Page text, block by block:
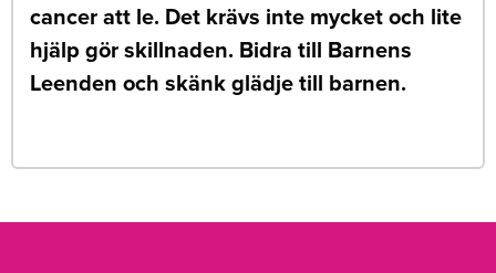
cancer att le. Det krävs inte mycket och lite
hjälp gör skillnaden. Bidra till Barnens
Leenden och skänk glädje till barnen.